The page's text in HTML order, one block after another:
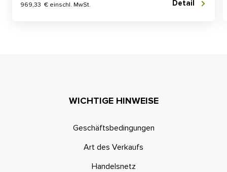
969,33 € einschl. MwSt. Detail
WICHTIGE HINWEISE
Geschäftsbedingungen
Art des Verkaufs
Handelsnetz